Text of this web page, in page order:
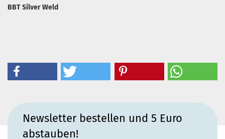
BBT Silver Weld
Newsletter bestellen und 5 Euro
abstauben!